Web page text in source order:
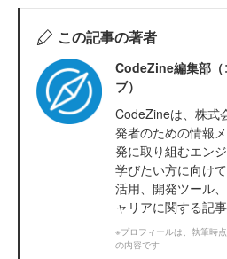
この記事の著者
CodeZine編集部（
ブ）
CodeZineは、株式
発者のための情報
発に取り組むエン
学びたい方に向け
活用、開発ツール
ャリアに関する記
※プロフィールは、執筆時
の内容です